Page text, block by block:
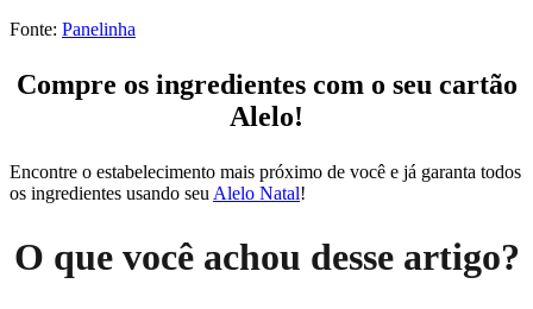
Fonte: Panelinha
Compre os ingredientes com o seu cartão
Alelo!
Encontre o estabelecimento mais próximo de você e já garanta todos
os ingredientes usando seu Alelo Natal!
O que você achou desse artigo?